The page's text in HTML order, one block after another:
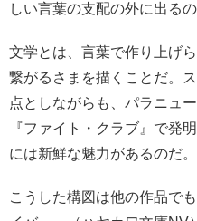
しい言葉の支配の外に出るの
文学とは、言葉で作り上げ
繋がるさまを描くことだ。
点としながらも、パラニュ
『ファイト・クラブ』で発
には新鮮な魅力があるのだ。
こうした構図は他の作品で